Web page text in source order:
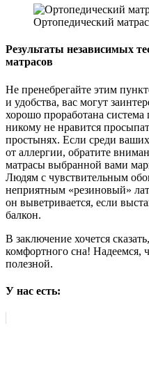
Ортопедический
Результаты независимых
матрасов
Не пренебрегайте этим
и удобства, вас могут
хорошо проработана система
никому не нравится
простынях. Если среди
от аллергии, обратите
матрасы выбранной вами
Людям с чувствительным
неприятным «резиновый»
он выветривается, если
балкон.
В заключение хочется
комфортного сна! Надеемся,
полезной.
У нас есть: